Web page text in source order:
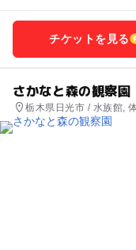
チケットを見る
さかなと森の観察園
栃木県日光市 / 水族館,